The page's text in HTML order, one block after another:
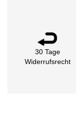
30 Tage
Widerrufsrecht